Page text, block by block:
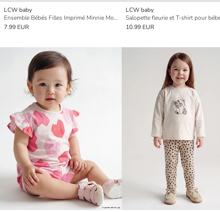
LCW baby
Ensemble Bébés Filles Imprimé Minnie Mouse
7.99 EUR
LCW baby
Salopette fleurie et T-shirt pour
10.99 EUR